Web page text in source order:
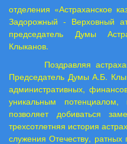
отделения «Астраханское
Задорожный - Верховный
председатель Думы
Клыканов.
Поздравляя
Председатель Думы А.Б.
административных,
уникальным потенциалом,
позволяет добиваться
трехсотлетняя история
служения Отечеству,